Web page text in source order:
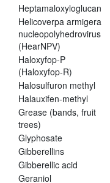
Heptamaloxyloglucan
Helicoverpa armigera
nucleopolyhedrovirus
(HearNPV)
Haloxyfop-P
(Haloxyfop-R)
Halosulfuron methyl
Halauxifen-methyl
Grease (bands, fruit
trees)
Glyphosate
Gibberellins
Gibberellic acid
Geraniol